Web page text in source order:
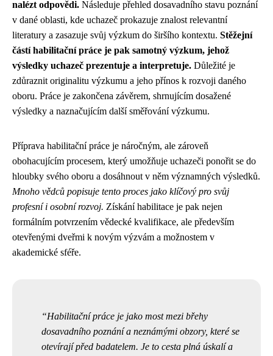
nalézt odpovědi. Následuje přehled dosavadního stavu poznání
v dané oblasti, kde uchazeč prokazuje znalost relevantní
literatury a zasazuje svůj výzkum do širšího kontextu. Stěžejní
částí habilitační práce je pak samotný výzkum, jehož
výsledky uchazeč prezentuje a interpretuje. Důležité je
zdůraznit originalitu výzkumu a jeho přínos k rozvoji daného
oboru. Práce je zakončena závěrem, shrnujícím dosažené
výsledky a naznačujícím další směřování výzkumu.
Příprava habilitační práce je náročným, ale zároveň
obohacujícím procesem, který umožňuje uchazeči ponořit se do
hloubky svého oboru a dosáhnout v něm významných výsledků.
Mnoho vědců popisuje tento proces jako klíčový pro svůj
profesní i osobní rozvoj. Získání habilitace je pak nejen
formálním potvrzením vědecké kvalifikace, ale především
otevřenými dveřmi k novým výzvám a možnostem v
akademické sféře.
Habilitační práce je jako most mezi břehy
dosavadního poznání a neznámými obzory, které se
otevírají před badatelem. Je to cesta plná úskalí a